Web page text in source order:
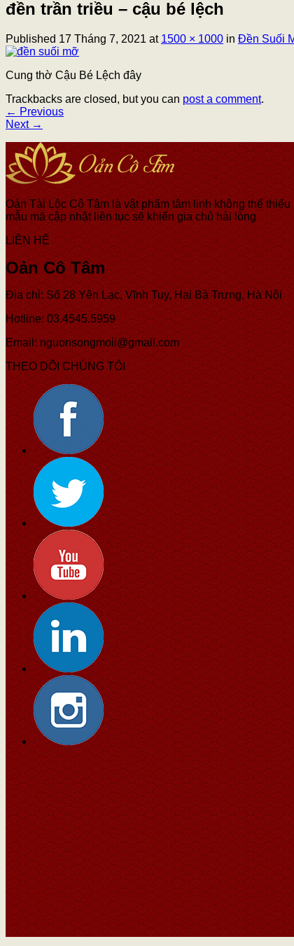
đền trần triều – cậu bé lệch
Published 17 Tháng 7, 2021 at 1500 × 1000 in Đền Suối
Cung thờ Cậu Bé Lệch đây
Trackbacks are closed, but you can post a comment.
← Previous
Next →
Oản Tài Lộc Cô Tâm là vật phẩm tâm linh không thể
mẫu mã cập nhật liên tục sẽ khiến gia chủ hài lòng
LIÊN HỆ
Oản Cô Tâm
Địa chỉ: Số 28 Yên Lạc, Vĩnh Tuy, Hai Bà Trưng, Hà Nội
Hotline: 03.4545.5959
Email: nguonsongmoii@gmail.com
THEO DÕI CHÚNG TÔI